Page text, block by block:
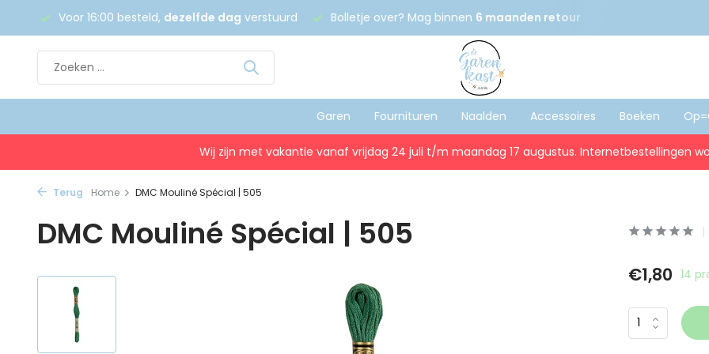
Voor 16:00 besteld, dezelfde dag verstuurd Bolletje over? Mag binnen 6 maanden retour
Garen Fournituren Naalden Accessoires Boeken
Wij zijn met vakantie vanaf vrijdag 24 juli t/m maandag 17 augustus. Internetbestellingen
Terug Home DMC Mouliné Spécial | 505
DMC Mouliné Spécial | 505
€1,80 14